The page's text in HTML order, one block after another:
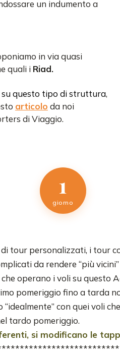
un indumento a
in via quasi
quali i Riad.
questo tipo di struttura,
articolo da noi
di Viaggio.
1
giorno
tour personalizzati, i tour
da rendere “più
operano i voli su questo
pomeriggio fino a tarda
con quei voli
tardo pomeriggio.
si modificano le